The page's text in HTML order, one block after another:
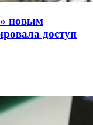
новым
доступ